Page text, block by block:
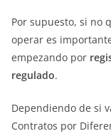
Por supuesto, si no
operar es
empezando por
regulado.
Dependiendo de si
Contratos por